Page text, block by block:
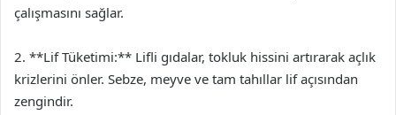
çalışmasını sağlar.
2. **Lif Tüketimi:** Lifli gıdalar, tokluk hissini artırarak açlık
krizlerini önler. Sebze, meyve ve tam tahıllar lif açısından
zengindir.